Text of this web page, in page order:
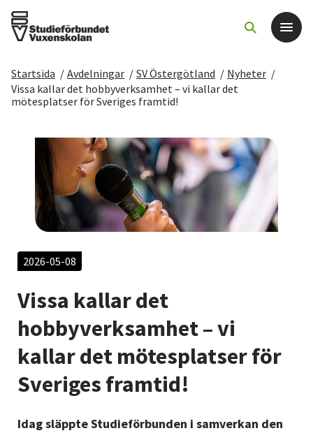
Det här gör vi
Sök kurser och evenemang
Om SV
Starta studiecirkel
Nyheter
Avdelningar
Lyssna
Startsida / Avdelningar / SV Östergötland / Nyheter /
Vissa kallar det hobbyverksamhet – vi kallar det
mötesplatser för Sveriges framtid!
2026-05-08
Vissa kallar det
hobbyverksamhet – vi
kallar det mötesplatser för
Sveriges framtid!
Idag släppte Studieförbunden i samverkan den